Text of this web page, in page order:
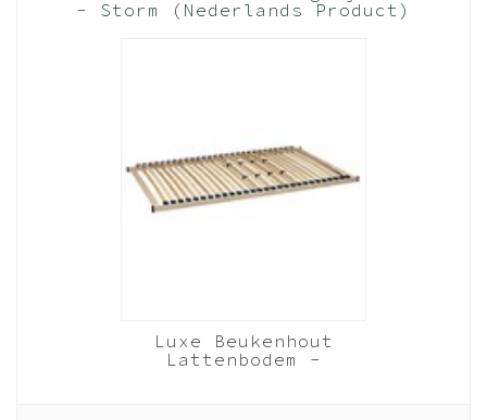
kleuren extra mooi zijn en blijven. Ze zijn krasvast,
dikke kanten gebruiken, waar anderen vaak maar 0.2mm
kwaliteit behoudt. Fijn wanneer je het opnieuw in elkaar
zet en gaat gebruiken.
- Storm (Nederlands Product)
Luxe Beukenhout
Lattenbodem -